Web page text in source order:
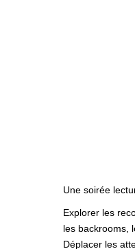
Une soirée
Explorer les
les backrooms,
Déplacer les